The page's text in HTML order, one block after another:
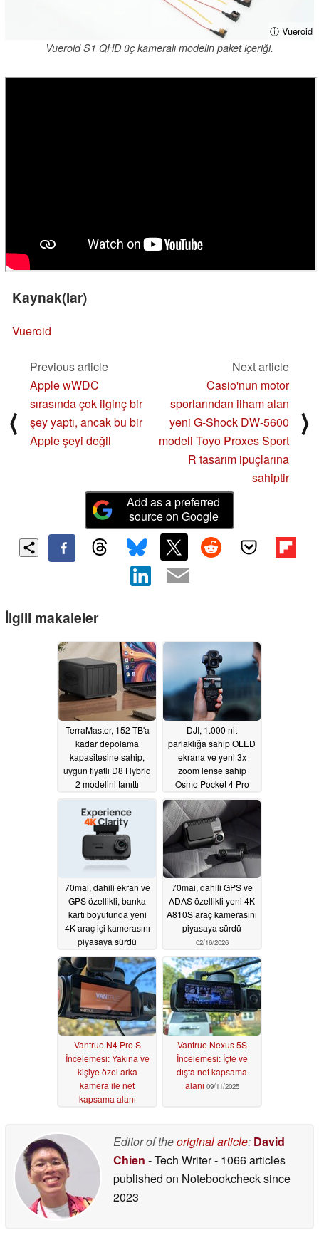
ⓘ Vueroid
Vueroid S1 QHD üç kameralı modelin paket içeriği.
Kaynak(lar)
Vueroid
⟨
Previous article
Apple wWDC
sırasında çok ilginç bir
şey yaptı, ancak bu bir
Apple şeyi değil
Next article
Casio'nun motor
sporlarından ilham alan
yeni G-Shock DW-5600
modeli Toyo Proxes Sport
R tasarım ipuçlarına
sahiptir
⟩
Add as a preferred
source on Google
İlgili makaleler
TerraMaster, 152 TB'a
kadar depolama
kapasitesine sahip,
uygun fiyatlı D8 Hybrid
2 modelini tanıttı
07/24/2026
DJI, 1.000 nit
parlaklığa sahip OLED
ekrana ve yeni 3x
zoom lense sahip
Osmo Pocket 4 Pro
vlog kamerasını
piyasaya sürdü
06/16/2026
70mai, dahili ekran ve
GPS özellikli, banka
kartı boyutunda yeni
4K araç içi kamerasını
piyasaya sürdü
05/20/2026
70mai, dahili GPS ve
ADAS özellikli yeni 4K
A810S araç kamerasını
piyasaya sürdü
02/16/2026
Vantrue N4 Pro S
İncelemesi: Yakına ve
kişiye özel arka
kamera ile net
kapsama alanı
Vantrue Nexus 5S
İncelemesi: İçte ve
dışta net kapsama
alanı 09/11/2025
Editor of theoriginal article: David
Chien - Tech Writer- 1066 articles
published on Notebookchecksince
2023